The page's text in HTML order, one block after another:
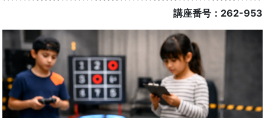
講座番号：262-953